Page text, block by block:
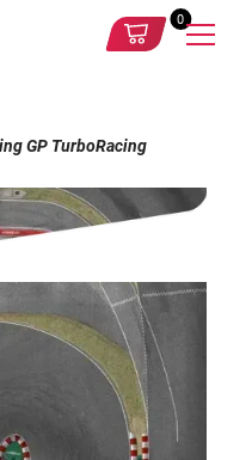
0
GP TurboRacing